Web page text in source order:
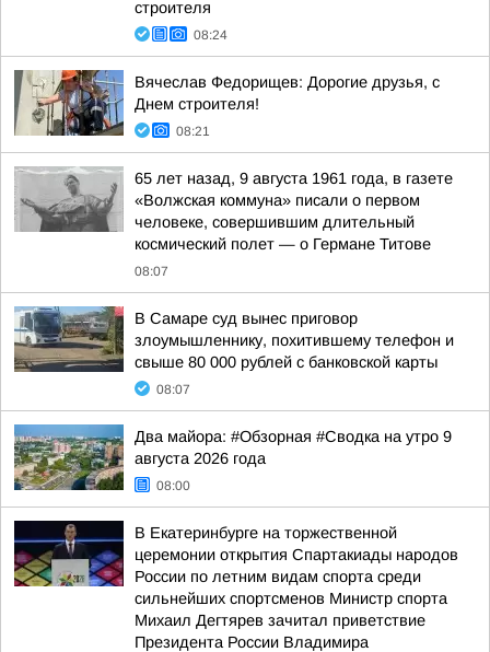
строителя
08:24
Вячеслав Федорищев: Дорогие друзья, с
Днем строителя!
08:21
65 лет назад, 9 августа 1961 года, в газете
«Волжская коммуна» писали о первом
человеке, совершившим длительный
космический полет — о Германе Титове
08:07
В Самаре суд вынес приговор
злоумышленнику, похитившему телефон и
свыше 80 000 рублей с банковской карты
08:07
Два майора: #Обзорная #Сводка на утро 9
августа 2026 года
08:00
В Екатеринбурге на торжественной
церемонии открытия Спартакиады народов
России по летним видам спорта среди
сильнейших спортсменов Министр спорта
Михаил Дегтярев зачитал приветствие
Президента России Владимира